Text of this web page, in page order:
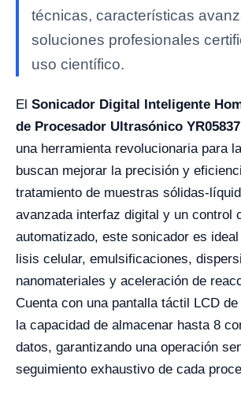
técnicas, características
soluciones profesionales
uso científico.
El Sonicador Digital Inteligente
de Procesador Ultrasónico
una herramienta revolucionaria para
buscan mejorar la precisión y
tratamiento de muestras sólidas-
avanzada interfaz digital y un control
automatizado, este sonicador es
lisis celular, emulsificaciones,
nanomateriales y aceleración de
Cuenta con una pantalla táctil LCD
la capacidad de almacenar hasta 8
datos, garantizando una operación
seguimiento exhaustivo de cada